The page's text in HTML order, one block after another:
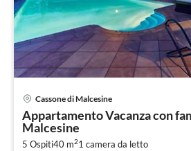
Cassone di Malcesine
Appartamento Vacanza con
Malcesine
5 Ospiti40 m21 camera da letto